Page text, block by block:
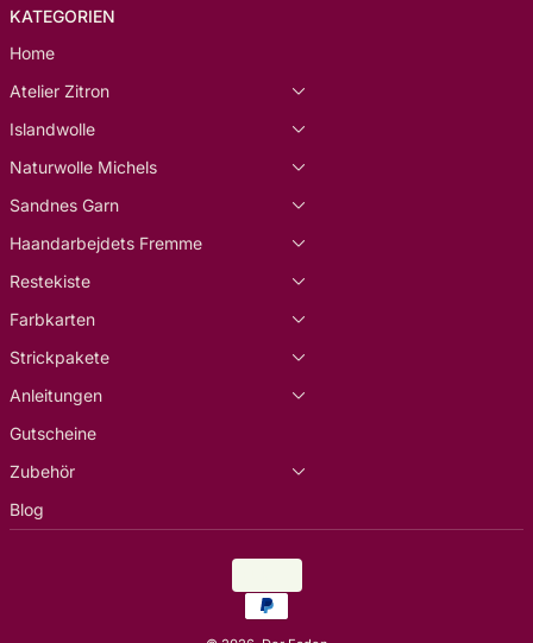
KATEGORIEN
Home
Atelier Zitron
Islandwolle
Naturwolle Michels
Sandnes Garn
Haandarbejdets Fremme
Restekiste
Farbkarten
Strickpakete
Anleitungen
Gutscheine
Zubehör
Blog
Land/Region
Zahlungsarten